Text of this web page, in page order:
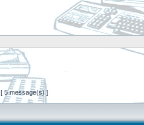
[ 5 message(s) ]